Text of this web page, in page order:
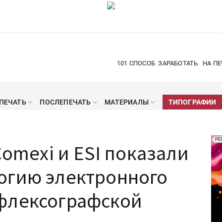
101 СПОСОБ ЗАРАБОТАТЬ НА
ПЕЧАТЬ ПОСЛЕПЕЧАТЬ МАТЕРИАЛЫ ТИПОГРАФИИ
и ESI показали
электронного